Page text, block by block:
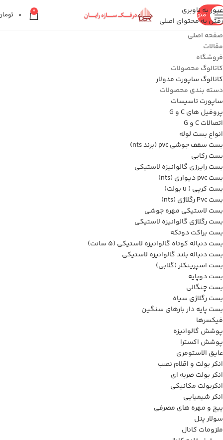
عبور به ناوبری
رفتن به محتوای اصلی
منو 0 ۰
صفحه اصلی
مقالات
فروشگاه
کاتالوگ محصولات
کاتالوگ ساپورت مدولار
دسته بندی محصولات
ساپورت تاسیسات
پروفیل های C و G
اتصالات C و G
انواع بست لوله
بست سقف جوشی pvc (برند nts)
بست رکابی
بست رایرزی گالوانیزه لاستیکی
بست pvc دیواری (nts)
بست کرپی ( u بولت)
بست Pvc رگلاژی (nts)
بست لاستیکی مهره جوشی
بست رگلاژی گالوانیزه لاستیکی
بست براکت دوتکه
بست دنباله کوتاه گالوانیزه لاستیکی (5 سانت)
بست دنباله بلند گالوانیزه لاستیکی
بست اسپرینکلر (گلابی)
بست دوپایه
بست چنگالی
بست رگلاژی سیاه
بست پایه دار بارهای سنگین
فیکسرها
پوشش گالوانیزه
پوشش اکسترا
عایق الاستومری
انکر بولت و اقلام نصب
انکر بولت ضربه ای
انکربولت مکانیکی
انکر شیمیایی
پیچ و مهره های مصرفی
سولار پنل
ملزومات کانال